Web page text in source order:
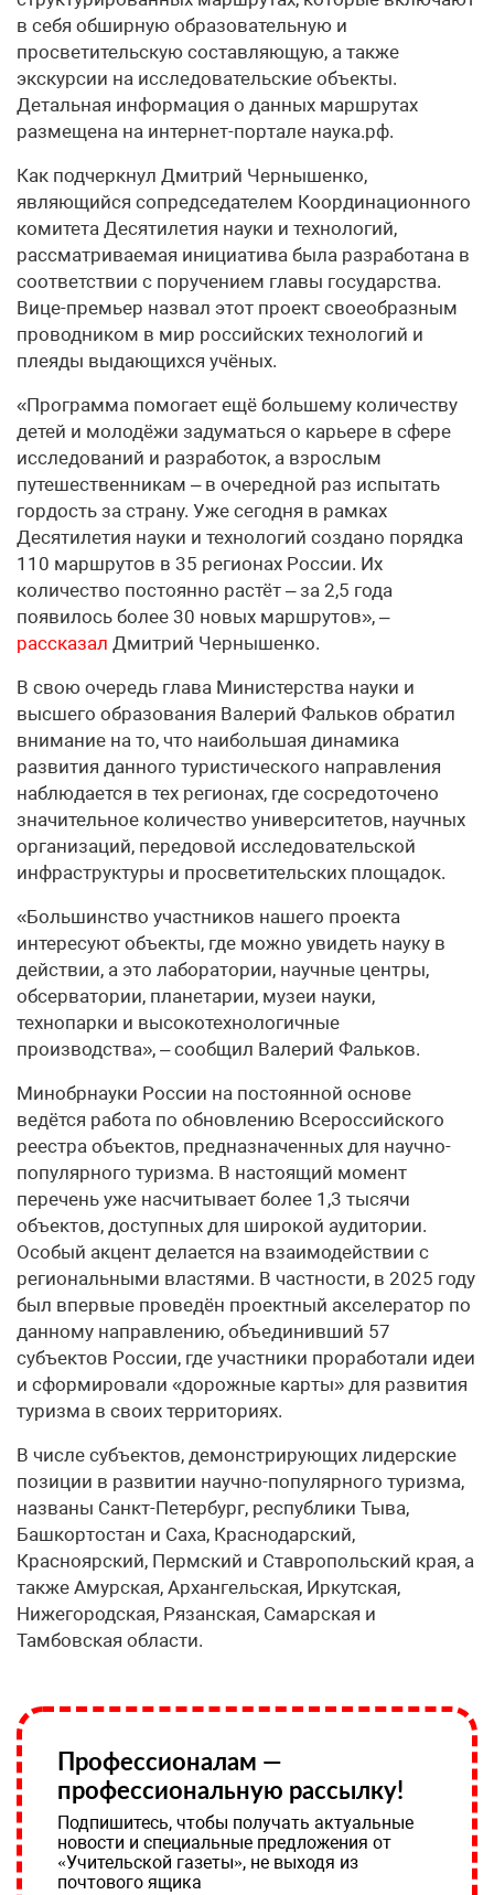
в себя обширную образовательную и
просветительскую составляющую, а также
экскурсии на исследовательские объекты.
Детальная информация о данных маршрутах
размещена на интернет-портале наука.рф.
Как подчеркнул Дмитрий Чернышенко,
являющийся сопредседателем Координационного
комитета Десятилетия науки и технологий,
рассматриваемая инициатива была разработана в
соответствии с поручением главы государства.
Вице-премьер назвал этот проект своеобразным
проводником в мир российских технологий и
плеяды выдающихся учёных.
«Программа помогает ещё большему количеству
детей и молодёжи задуматься о карьере в сфере
исследований и разработок, а взрослым
путешественникам – в очередной раз испытать
гордость за страну. Уже сегодня в рамках
Десятилетия науки и технологий создано порядка
110 маршрутов в 35 регионах России. Их
количество постоянно растёт – за 2,5 года
появилось более 30 новых маршрутов», –
рассказал Дмитрий Чернышенко.
В свою очередь глава Министерства науки и
высшего образования Валерий Фальков обратил
внимание на то, что наибольшая динамика
развития данного туристического направления
наблюдается в тех регионах, где сосредоточено
значительное количество университетов, научных
организаций, передовой исследовательской
инфраструктуры и просветительских площадок.
«Большинство участников нашего проекта
интересуют объекты, где можно увидеть науку в
действии, а это лаборатории, научные центры,
обсерватории, планетарии, музеи науки,
технопарки и высокотехнологичные
производства», – сообщил Валерий Фальков.
Минобрнауки России на постоянной основе
ведётся работа по обновлению Всероссийского
реестра объектов, предназначенных для научно-
популярного туризма. В настоящий момент
перечень уже насчитывает более 1,3 тысячи
объектов, доступных для широкой аудитории.
Особый акцент делается на взаимодействии с
региональными властями. В частности, в 2025 году
был впервые проведён проектный акселератор по
данному направлению, объединивший 57
субъектов России, где участники проработали идеи
и сформировали «дорожные карты» для развития
туризма в своих территориях.
В числе субъектов, демонстрирующих лидерские
позиции в развитии научно-популярного туризма,
названы Санкт-Петербург, республики Тыва,
Башкортостан и Саха, Краснодарский,
Красноярский, Пермский и Ставропольский края, а
также Амурская, Архангельская, Иркутская,
Нижегородская, Рязанская, Самарская и
Тамбовская области.
Профессионалам —
профессиональную рассылку!
Подпишитесь, чтобы получать актуальные
новости и специальные предложения от
«Учительской газеты», не выходя из
почтового ящика